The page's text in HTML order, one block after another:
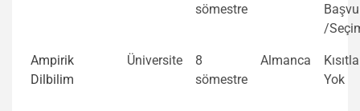
sömestre
/
Ampirik
Dilbilim
Üniversite
8
sömestre
Almanca
Yok